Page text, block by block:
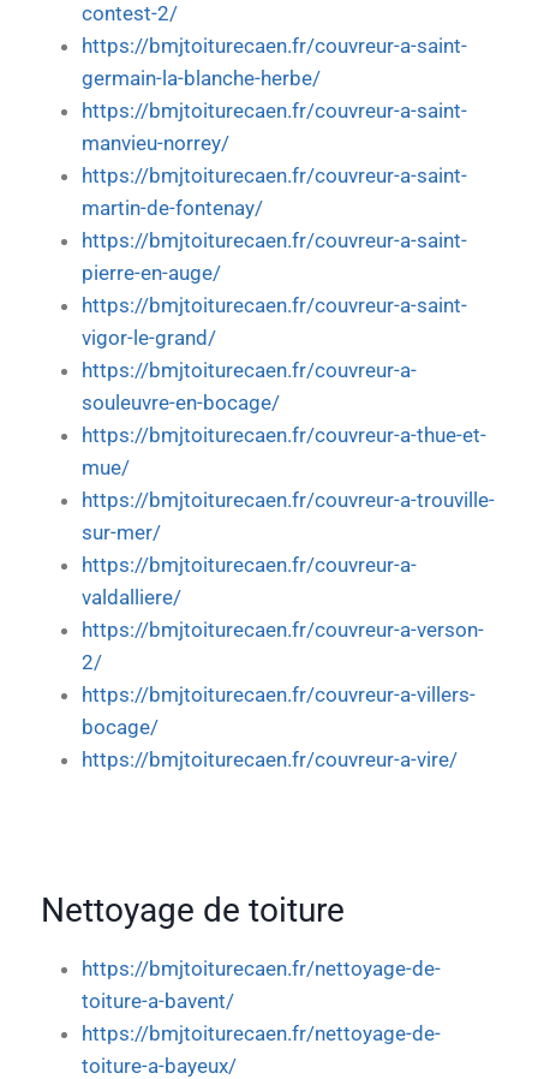
contest-2/
https://bmjtoiturecaen.fr/couvreur-a-saint-
germain-la-blanche-herbe/
https://bmjtoiturecaen.fr/couvreur-a-saint-
manvieu-norrey/
https://bmjtoiturecaen.fr/couvreur-a-saint-
martin-de-fontenay/
https://bmjtoiturecaen.fr/couvreur-a-saint-
pierre-en-auge/
https://bmjtoiturecaen.fr/couvreur-a-saint-
vigor-le-grand/
https://bmjtoiturecaen.fr/couvreur-a-
souleuvre-en-bocage/
https://bmjtoiturecaen.fr/couvreur-a-thue-et-
mue/
https://bmjtoiturecaen.fr/couvreur-a-trouville-
sur-mer/
https://bmjtoiturecaen.fr/couvreur-a-
valdalliere/
https://bmjtoiturecaen.fr/couvreur-a-verson-
2/
https://bmjtoiturecaen.fr/couvreur-a-villers-
bocage/
https://bmjtoiturecaen.fr/couvreur-a-vire/
Nettoyage de toiture
https://bmjtoiturecaen.fr/nettoyage-de-
toiture-a-bavent/
https://bmjtoiturecaen.fr/nettoyage-de-
toiture-a-bayeux/